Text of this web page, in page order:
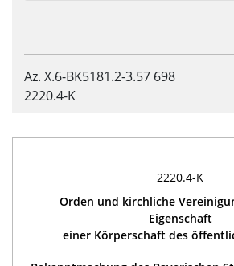
Az. X.6-BK5181.2-3.57 698
2220.4-K
2220.4-K
Orden und kirchliche
Eigenschaft
einer Körperschaft des